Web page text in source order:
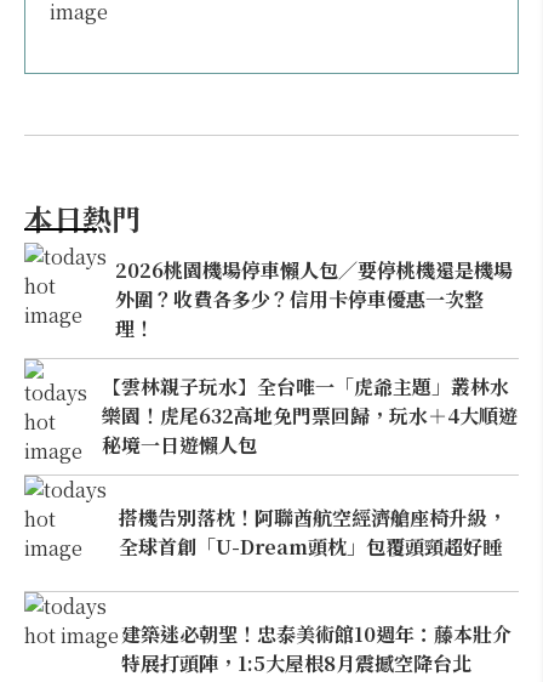
本日熱門
2026桃園機場停車懶人包／要停桃機還是機場
外圍？收費各多少？信用卡停車優惠一次整
理！
【雲林親子玩水】全台唯一「虎爺主題」叢林水
樂園！虎尾632高地免門票回歸，玩水＋4大順遊
秘境一日遊懶人包
搭機告別落枕！阿聯酋航空經濟艙座椅升級，
全球首創「U-Dream頭枕」包覆頭頸超好睡
建築迷必朝聖！忠泰美術館10週年：藤本壯介
特展打頭陣，1:5大屋根8月震撼空降台北